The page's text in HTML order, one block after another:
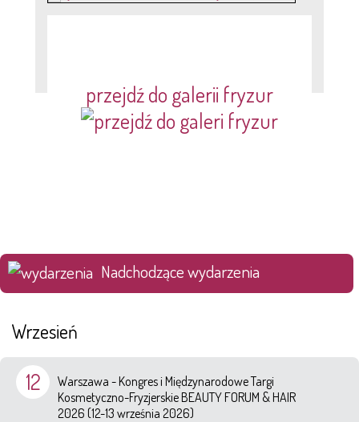
przejdź do galerii fryzur
Nadchodzące wydarzenia
Wrzesień
12
Warszawa - Kongres i Międzynarodowe Targi
Kosmetyczno-Fryzjerskie BEAUTY FORUM & HAIR
2026 (12-13 września 2026)